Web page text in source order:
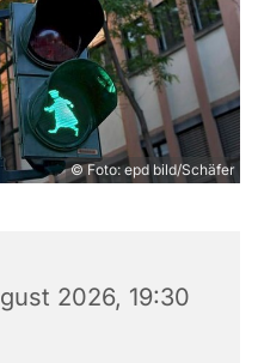
© Foto: epd bild/Schäfer
2026, 19:30